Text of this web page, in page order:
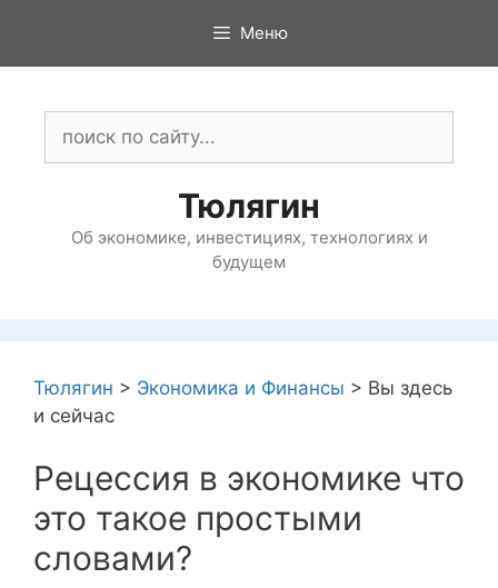
содержимому
Меню
Тюлягин
Об экономике, инвестициях, технологиях и
будущем
Тюлягин > Экономика и Финансы > Вы здесь
и сейчас
Рецессия в экономике что
это такое простыми
словами?